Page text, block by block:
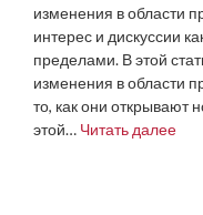
изменения в области
интерес и дискуссии
пределами. В этой
изменения в области
то, как они открывают
этой… Читать далее